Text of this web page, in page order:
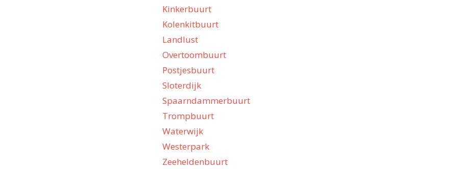
Kinkerbuurt
Kolenkitbuurt
Landlust
Overtoombuurt
Postjesbuurt
Sloterdijk
Spaarndammerbuurt
Trompbuurt
Waterwijk
Westerpark
Zeeheldenbuurt